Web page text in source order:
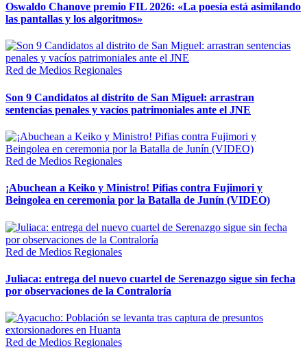
Oswaldo Chanove premio FIL 2026: «La poesía está asimilando
las pantallas y los algoritmos»
Red de Medios Regionales
Son 9 Candidatos al distrito de San Miguel: arrastran
sentencias penales y vacíos patrimoniales ante el JNE
Red de Medios Regionales
¡Abuchean a Keiko y Ministro! Pifias contra Fujimori y
Beingolea en ceremonia por la Batalla de Junín (VIDEO)
Red de Medios Regionales
Juliaca: entrega del nuevo cuartel de Serenazgo sigue sin fecha
por observaciones de la Contraloría
Red de Medios Regionales